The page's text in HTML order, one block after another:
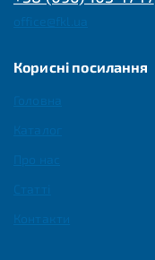
Корисні посилання